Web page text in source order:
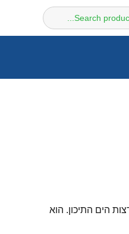
הים התיכון. הוא